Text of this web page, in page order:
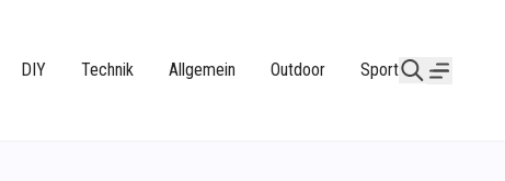
DIY Technik Allgemein Outdoor Sport